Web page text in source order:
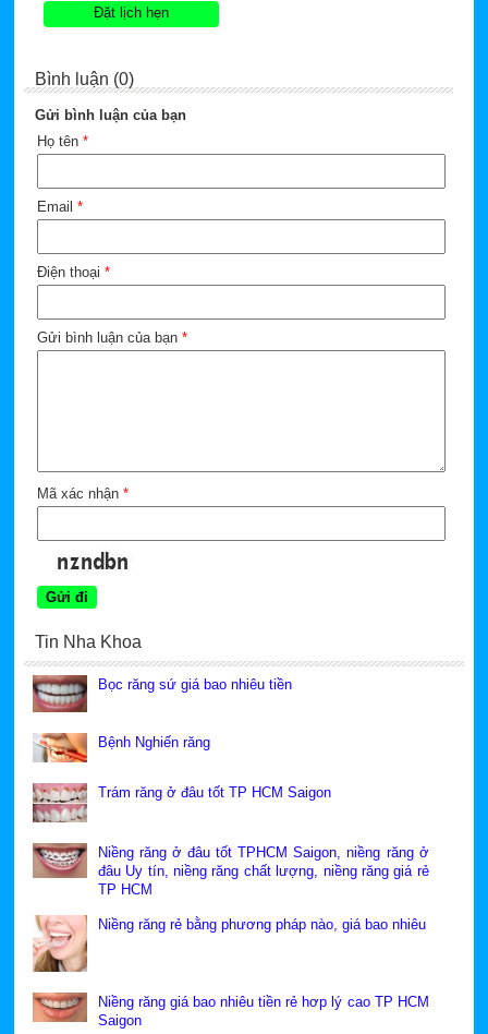
Đặt lịch hẹn
Bình luận (0)
Gửi bình luận của bạn
Họ tên *
Email *
Điện thoại *
Gửi bình luận của bạn *
Mã xác nhận *
Tin Nha Khoa
Bọc răng sứ giá bao nhiêu tiền
Bệnh Nghiến răng
Trám răng ở đâu tốt TP HCM Saigon
Niềng răng ở đâu tốt TPHCM Saigon, niềng răng ở
đâu Uy tín, niềng răng chất lượng, niềng răng giá rẻ
TP HCM
Niềng răng rẻ bằng phương pháp nào, giá bao nhiêu
Niềng răng giá bao nhiêu tiền rẻ hơp lý cao TP HCM
Saigon